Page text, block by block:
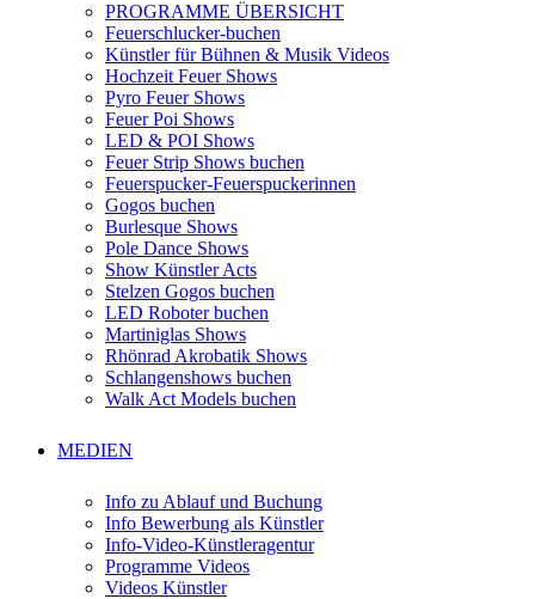
PROGRAMME ÜBERSICHT
Feuerschlucker-buchen
Künstler für Bühnen & Musik Videos
Hochzeit Feuer Shows
Pyro Feuer Shows
Feuer Poi Shows
LED & POI Shows
Feuer Strip Shows buchen
Feuerspucker-Feuerspuckerinnen
Gogos buchen
Burlesque Shows
Pole Dance Shows
Show Künstler Acts
Stelzen Gogos buchen
LED Roboter buchen
Martiniglas Shows
Rhönrad Akrobatik Shows
Schlangenshows buchen
Walk Act Models buchen
MEDIEN
Info zu Ablauf und Buchung
Info Bewerbung als Künstler
Info-Video-Künstleragentur
Programme Videos
Videos Künstler